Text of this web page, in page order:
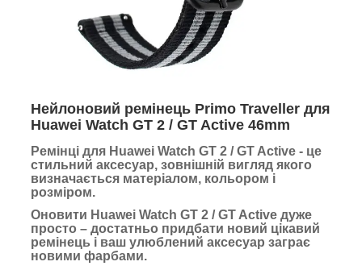
Нейлоновий ремінець Primo Traveller для
Huawei Watch GT 2 / GT Active 46mm
Ремінці для Huawei Watch GT 2 / GT Active - це
стильний аксесуар, зовнішній вигляд якого
визначається матеріалом, кольором і
розміром.
Оновити Huawei Watch GT 2 / GT Active дуже
просто – достатньо придбати новий цікавий
ремінець і ваш улюблений аксесуар заграє
новими фарбами.